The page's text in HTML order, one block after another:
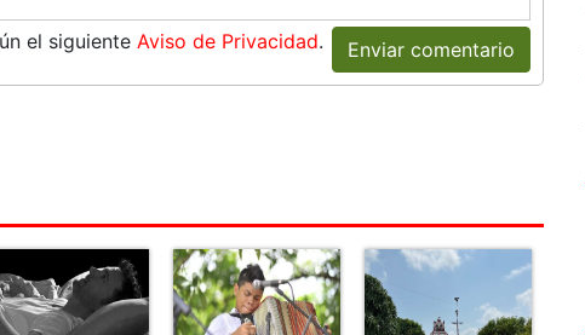
el siguiente Aviso de Privacidad. Enviar comentario